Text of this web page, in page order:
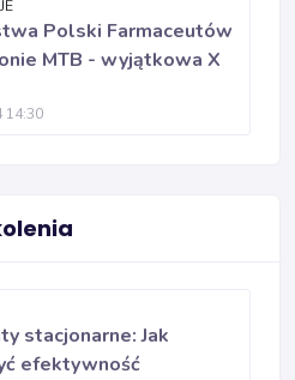
Polski Farmaceutów
MTB - wyjątkowa X
14:30
stacjonarne: Jak
efektywność